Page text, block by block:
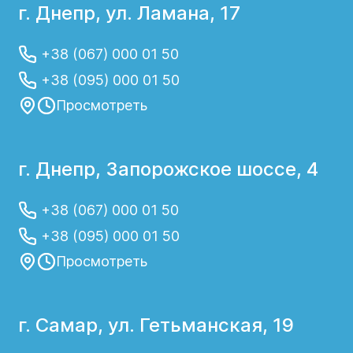
обращающемуся к врачам-кардиологам.
современном диагностическом
оборудовании.
Узнайте стоимость на нашем сайте, или
Когда нужно
записаться на прием к
кардиологу
Если у вас есть жалобы или признаки,
г. Днепр, ул. Ламана, 17
+38 (067) 000 01 50
+38 (095) 000 01 50
Просмотреть
г. Днепр, Запорожское шоссе, 4
+38 (067) 000 01 50
+38 (095) 000 01 50
Просмотреть
г. Самар, ул. Гетьманская, 19